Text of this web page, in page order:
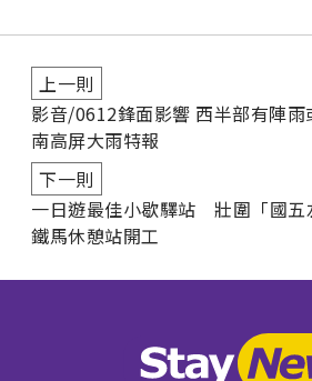
上一則
影音/0612鋒面影響 西半部有陣
南高屏大雨特報
下一則
一日遊最佳小歇驛站 壯圍「國五
鐵馬休憩站開工